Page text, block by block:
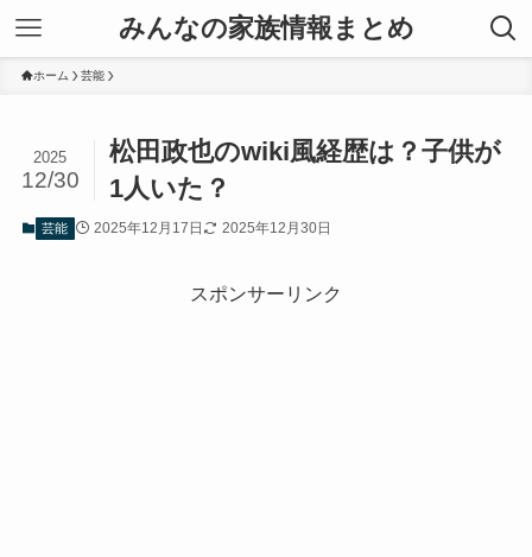
みんなの家族情報まとめ
ホーム 芸能
松田政也のwiki風経歴は？子供が
1人いた？
2025
12/30
芸能 2025年12月17日 2025年12月30日
スポンサーリンク